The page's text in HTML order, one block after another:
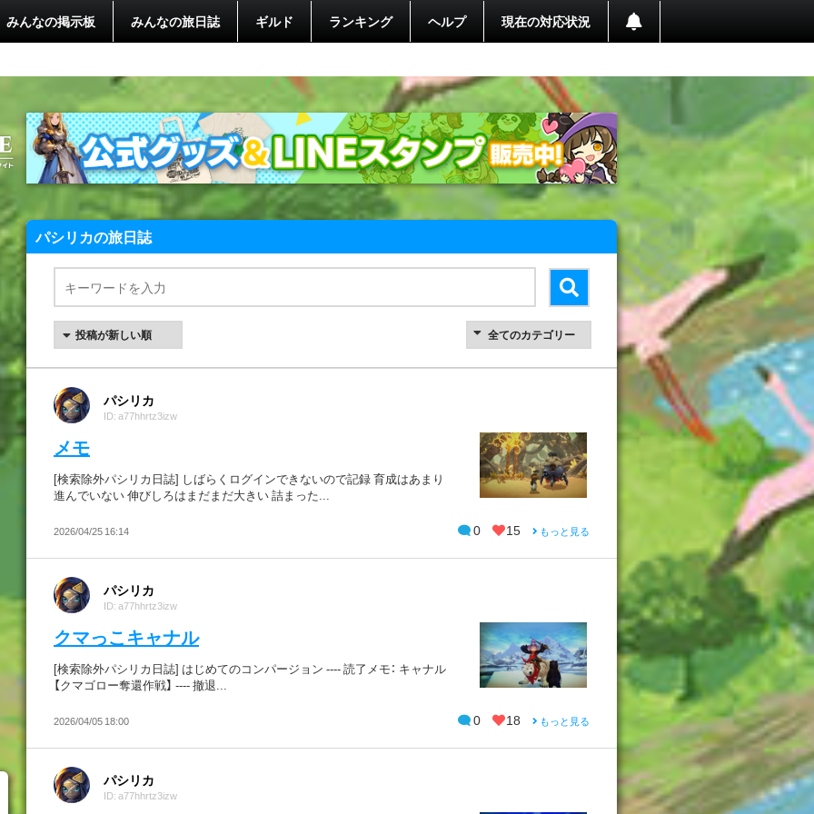
みんなの掲示板 みんなの旅日誌 ギルド ランキング ヘルプ 現在の対応状況
パシリカの旅日誌
パシリカ
ID: a77hhrtz3izw
メモ
[検索除外パシリカ日誌] しばらくログインできないので記録 育成はあまり
進んでいない 伸びしろはまだまだ大きい 詰まった...
2026/04/25 16:14 0 15 もっと見る
パシリカ
ID: a77hhrtz3izw
クマっこキャナル
[検索除外パシリカ日誌] はじめてのコンパージョン ---- 読了メモ： キャナル
【クマゴロー奪還作戦】 ---- 撤退...
2026/04/05 18:00 0 18 もっと見る
パシリカ
ID: a77hhrtz3izw